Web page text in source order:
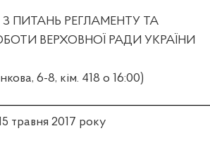
З ПИТАНЬ РЕГЛАМЕНТУ ТА
ВЕРХОВНОЇ РАДИ УКРАЇНИ
6-8, кім. 418 о 16:00)
5 травня 2017 року